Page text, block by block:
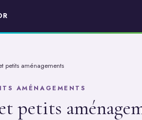
petits aménagements
AMÉNAGEMENTS
petits